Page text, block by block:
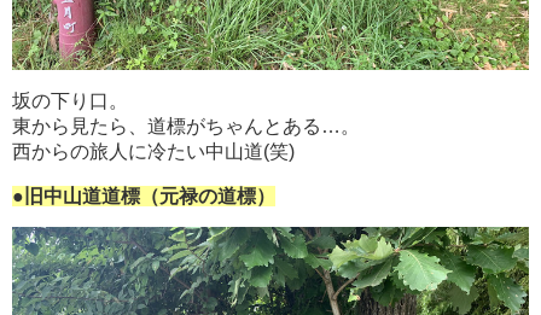
坂の下り口。
東から見たら、道標がちゃんとある…。
西からの旅人に冷たい中山道(笑)
●旧中山道道標（元禄の道標）